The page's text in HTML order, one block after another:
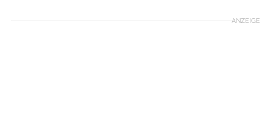
ANZEIGE